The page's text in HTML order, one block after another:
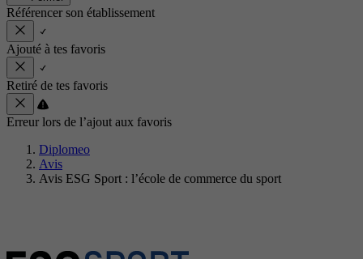
Référencer son établissement
Ajouté à tes favoris
Retiré de tes favoris
Erreur lors de l’ajout aux favoris
Diplomeo
Avis
Avis ESG Sport : l’école de commerce du sport